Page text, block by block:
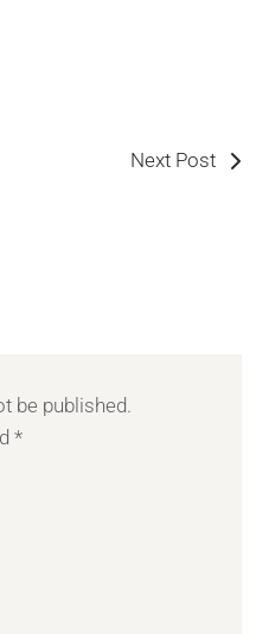
Next Post
be published.
*